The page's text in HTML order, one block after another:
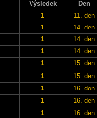
Výsledek
Den
1
11. den
1
14. den
1
14. den
1
14. den
1
15. den
1
15. den
1
16. den
1
16. den
1
16. den